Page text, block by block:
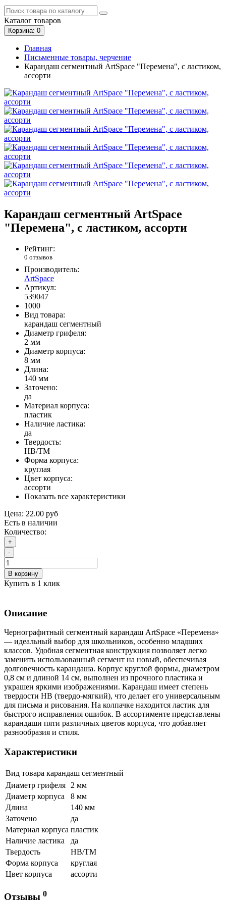
Каталог товаров
Корзина: 0
Главная
Письменные товары, черчение
Карандаш сегментный ArtSpace "Перемена", с ластиком,
ассорти
Карандаш сегментный ArtSpace
"Перемена", с ластиком, ассорти
Рейтинг:
0 отзывов
Производитель:
ArtSpace
Артикул:
539047
1000
Вид товара:
карандаш сегментный
Диаметр грифеля:
2 мм
Диаметр корпуса:
8 мм
Длина:
140 мм
Заточено:
да
Материал корпуса:
пластик
Наличие ластика:
да
Твердость:
HB/ТМ
Форма корпуса:
круглая
Цвет корпуса:
ассорти
Показать все характеристики
Цена: 22.00 руб
Есть в наличии
Количество:
+
-
В корзину
Купить в 1 клик
Описание
Чернографитный сегментный карандаш ArtSpace «Перемена»
— идеальный выбор для школьников, особенно младших
классов. Удобная сегментная конструкция позволяет легко
заменить использованный сегмент на новый, обеспечивая
долговечность карандаша. Корпус круглой формы, диаметром
0,8 см и длиной 14 см, выполнен из прочного пластика и
украшен яркими изображениями. Карандаш имеет степень
твердости НВ (твердо-мягкий), что делает его универсальным
для письма и рисования. На колпачке находится ластик для
быстрого исправления ошибок. В ассортименте представлены
карандаши пяти различных цветов корпуса, что добавляет
разнообразия и стиля.
Характеристики
Вид товара карандаш сегментный
Диаметр грифеля
2 мм
Диаметр корпуса
8 мм
Длина
140 мм
Заточено
да
Материал корпуса пластик
Наличие ластика
да
Твердость
HB/ТМ
Форма корпуса
круглая
Цвет корпуса
ассорти
Отзывы 0